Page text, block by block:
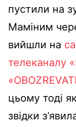
пустили на
Маміним
вийшли на
телеканалу
цьому тоді
звідки